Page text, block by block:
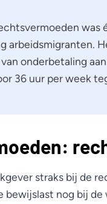
was
arbeidsmigranten.
onderbetaling
36 uur per week
straks bij de
bewijslast nog bij